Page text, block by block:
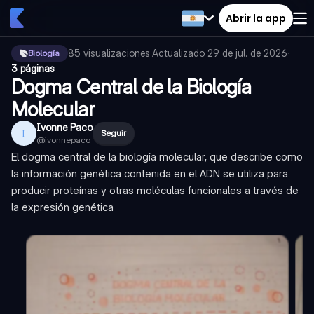
Abrir la app
Biología 85 visualizaciones·Actualizado 29 de jul. de 2026·
3 páginas
Dogma Central de la Biología
Molecular
I Ivonne Paco
@ivonnepaco
Seguir
El dogma central de la biología molecular, que describe como
la información genética contenida en el ADN se utiliza para
producir proteínas y otras moléculas funcionales a través de
la expresión genética